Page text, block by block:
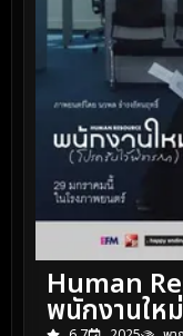
Human
พนักงานให